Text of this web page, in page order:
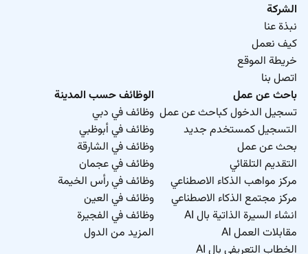
الشركة
نبذة عنا
كيف نعمل
خريطة الموقع
اتصل بنا
باحث عن عمل
تسجيل الدخول كباحث عن عمل
التسجيل كمستخدم جديد
بحث عن عمل
التقديم التلقائي
مركز مواهب الذكاء الاصطناعي
مركز مجتمع الذكاء الاصطناعي
انشاء السيرة الذاتية بال AI
مقابلات العمل AI
الخطاب التعريفي بال AI
الوظائف حسب المدينة
وظائف في دبي
وظائف في أبوظبي
وظائف في الشارقة
وظائف في عجمان
وظائف في رأس الخيمة
وظائف في العين
وظائف في الفجيرة
المزيد من الدول